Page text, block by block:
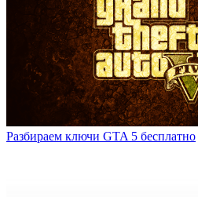
Разбираем ключи GTA 5 бесплатно